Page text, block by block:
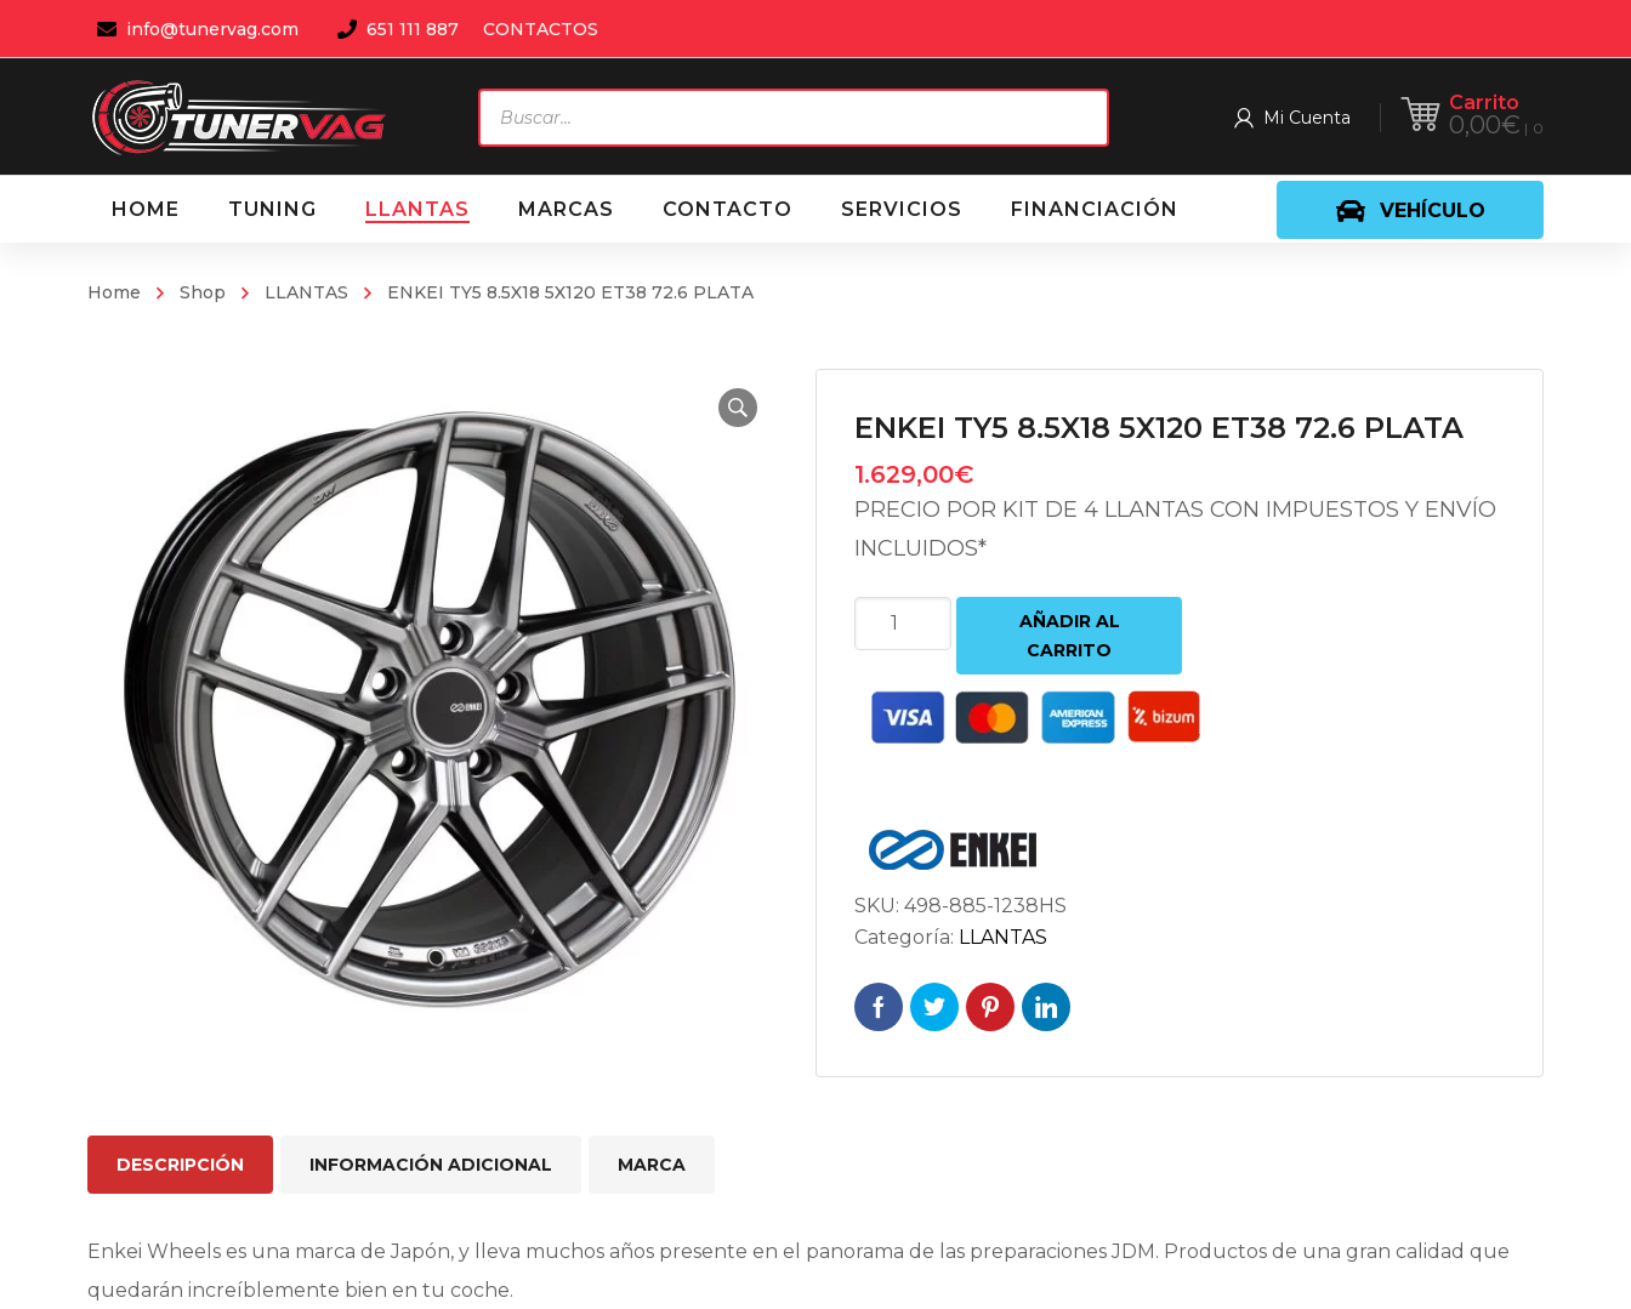
info@tunervag.com 651 111 887 CONTACTOS
Carrito
0,00€ 0
Mi Cuenta
de
productos
VEHÍCULO
HOME TUNING LLANTAS MARCAS CONTACTO SERVICIOS FINANCIACIÓN
Home Shop LLANTAS ENKEI TY5 8.5X18 5X120 ET38 72.6 PLATA
ENKEI TY5 8.5X18 5X120 ET38 72.6 PLATA
1.629,00€
PRECIO POR KIT DE 4 LLANTAS CON IMPUESTOS Y ENVÍO
INCLUIDOS*
ENKEI
TY5
5X120
ET38
cantidad
AÑADIR AL
CARRITO
SKU: 498-885-1238HS
Categoría: LLANTAS
DESCRIPCIÓN INFORMACIÓN ADICIONAL MARCA
Enkei Wheels es una marca de Japón, y lleva muchos años presente en el panorama de las preparaciones JDM. Productos de una gran calidad que
quedarán increíblemente bien en tu coche.